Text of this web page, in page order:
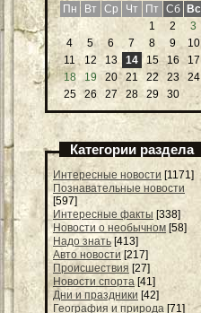
Пн
Вт Ср Чт Пт Сб
Вс
1
2
3
4
5 6 7 8 9
10
11
12 13 14 15 16
17
18
19 20 21 22 23
24
25
26 27 28 29 30
Категории раздела
Интересные новости [1171]
Познавательные новости
[597]
Интересные факты [338]
Новости о необычном [58]
Надо знать [413]
Авто новости [217]
Происшествия [27]
Новости спорта [41]
Дни и праздники [42]
География и природа [71]